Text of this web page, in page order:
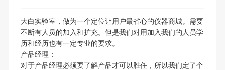
大白实验室，做为一个定位让用户最省心的仪器商城。需要
不断有人员的加入和扩充。但是我们对用加入我们的人员学
历和经历也有一定专业的要求。
产品经理：
对于产品经理必须要了解产品才可以胜任，所以我们定了个